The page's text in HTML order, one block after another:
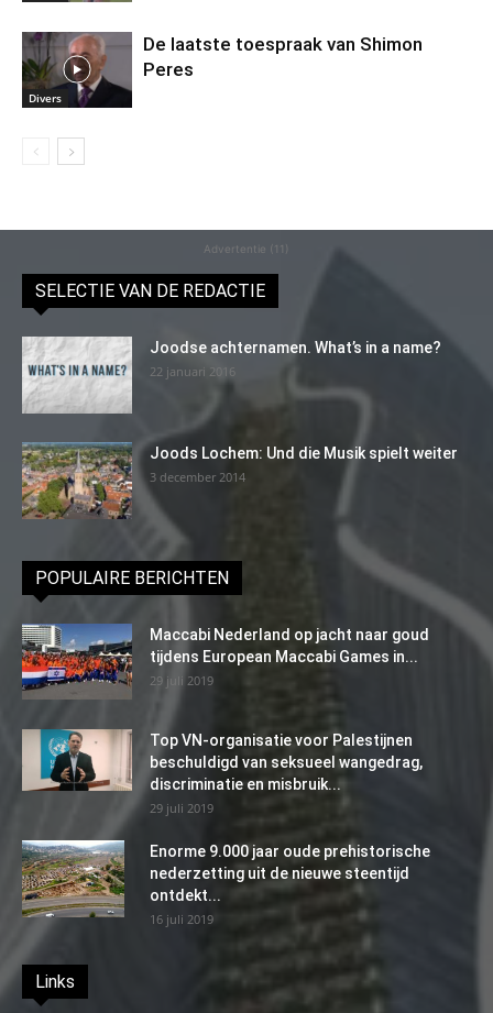
Divers
De laatste toespraak van Shimon
Peres
Advertentie (11)
SELECTIE VAN DE REDACTIE
Joodse achternamen. What’s in a name?
22 januari 2016
Joods Lochem: Und die Musik spielt weiter
3 december 2014
POPULAIRE BERICHTEN
Maccabi Nederland op jacht naar goud
tijdens European Maccabi Games in...
29 juli 2019
Top VN-organisatie voor Palestijnen
beschuldigd van seksueel wangedrag,
discriminatie en misbruik...
29 juli 2019
Enorme 9.000 jaar oude prehistorische
nederzetting uit de nieuwe steentijd
ontdekt...
16 juli 2019
Links